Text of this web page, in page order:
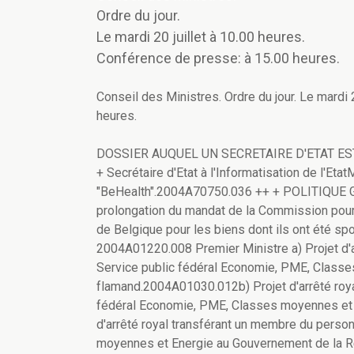
Ordre du jour.
Le mardi 20 juillet à 10.00 heures.
Conférence de presse: à 15.00 heures.
Conseil des Ministres. Ordre du jour. Le
heures.
DOSSIER AUQUEL UN SECRETAIRE D'ETAT EST ASSOCIE Ministre du Budget et des Entreprises publiques + Secrétaire d'Etat à l'Informatisation de l'EtatMinistre de la Santé publique Projet Portail "BeHealth".2004A70750.036 ++ + POLITIQUE GENERALE Premier Ministre Projet d'arrêté royal portant prolongation du mandat de la Commission pour le dédommagement des membres de la Communauté juive de Belgique pour les biens dont ils ont été spoliés ou qu'ils ont délaissés pendant la guerre 1940-1945. 2004A01220.008 Premier Ministre a) Projet d'arrêté royal transférant des membres du personnel du Service public fédéral Economie, PME, Classes moyennes et Energie au Gouvernement flamand.2004A01030.012b) Projet d'arrêté royal transférant des membres du personnel du Service public fédéral Economie, PME, Classes moyennes et Energie au Gouvernement wallon.2004A01030.013c) Projet d'arrêté royal transférant un membre du personnel du Service public fédéral Economie, PME, Classes moyennes et Energie au Gouvernement de la Région de Bruxelles-Capitale.2004A01030.014 Premier MinistreMinistre du Commerce extérieur Projet d'arrêté royal modifiant l'arrêté royal du 12 mai 2003 portant transfert des biens, droits et obligations de l'Office belge du commerce extérieur à l'Agence du commerce extérieur, la Région flamande, la Région wallonne et la Région de Bruxelles-Capitale.2002A3030.487 Ministre de l'IntérieurMinistre de l'Emploi et des PensionsMinistre des Affaires socialesMinistre des Classes moyennes a) Projet d'arrêté royal portant attribution de la fonction de management d'administrateur général auprès de l'Office national des vacances annuelles.2004A70180.013b) Projet d'arrêté royal portant attribution de la fonction de management d'administrateur général adjoint auprès de l'Office national de sécurité sociale des administrations provinciales et locales.2004A70180.014c) Projet d'arrêté royal portant attribution de la fonction de management d'administrateur général adjoint auprès de l'Institut national d'assurances sociales pour travailleurs indépendants.2004A70180.015 Ministre de la Justice Accord de coopération du 15 septembre 1993 entre l'Etat fédéral et la Région de Bruxelles-Capitale, et ses avenants n°s 1 à 8 - TTW/II.14.6 - Espace Bruxelles-Europe - Micro-investissement dans le Quartier européen.2004A02130.055 Ministre de la Justice Note de principe sur le traitement social et fiscal des tuteurs de mineurs étrangers non-accompagnés.2004A02620.002 Ministre de la Justice Projet d'arrêté royal portant détermination des jetons de présence des membres de la Commission chargée de l'organisation du renouvellement des organes du Culte musulman.2004A02200.002 Ministre de la Justice Projet d'arrêté royal portant exécution du règlement (CE) n° 2157/2001 du Conseil du8 octobre 2001 relatif au statut de la société européenne.2004A02430.014 Ministre de la Justice Avant-projet de loi introduisant des dispositions relatives à la médiation dans le Titre préliminaire du Code d'instruction criminelle et dans le Code d'instruction criminelle.2004A02610.027 Ministre de la Justice Avant-projet de loi modifiant le Code judiciaire, en ce qui concerne les traitements des référendaires et juristes de parquet près les Cours d'appel et les Tribunaux de première instance, des greffiers et des secrétaires de parquet.2004A02600.021 Ministre de la Justice a) Avant-projet de loi modifiant la loi du 11 décembre 1998 relative à la classification et aux habilitations de sécurité (article 78).2004A02330.051b) Avant-projet de loi modifiant la loi du 11 décembre 1998 portant création d'un organe de recours en matière d'habilitations de sécurité (article 77).2004A02330.052 Ministre de la JusticeMinistre de l'Intérieur Avant-projet de loi portant modification de la loi du 7 décembre 1998 organisant un service de police intégré, structuré à deux niveaux.2004A03330.053 Ministre de la JusticeMinistre des Affaires étrangèresMinistre de l'IntérieurMinistre de l'Economie et de la Politique scientifique Avant-projet de loi relative à l'application du Protocole additionnel du 22 septembre 1998 à l'Accord international du 5 avril 1973 pris en application de l'article III, §§